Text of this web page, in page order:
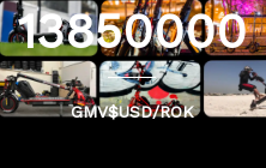
13850000
GMV$USD/ROK